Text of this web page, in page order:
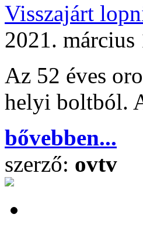
Visszajárt
2021. március
Az 52 éves
helyi boltból.
bővebben...
szerző: ovtv